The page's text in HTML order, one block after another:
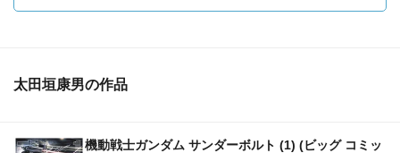
太田垣康男の作品
機動戦士ガンダム サンダーボルト (1) (ビッグ コミッ